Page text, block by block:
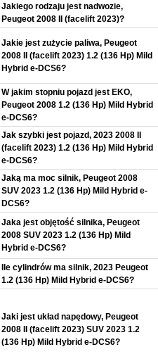
Jakiego rodzaju jest nadwozie,
Peugeot 2008 II (facelift 2023)?
Jakie jest zużycie paliwa, Peugeot
2008 II (facelift 2023) 1.2 (136 Hp) Mild
Hybrid e-DCS6?
W jakim stopniu pojazd jest EKO,
Peugeot 2008 1.2 (136 Hp) Mild Hybrid
e-DCS6?
Jak szybki jest pojazd, 2023 2008 II
(facelift 2023) 1.2 (136 Hp) Mild Hybrid
e-DCS6?
Jaką ma moc silnik, Peugeot 2008
SUV 2023 1.2 (136 Hp) Mild Hybrid e-
DCS6?
Jaka jest objętość silnika, Peugeot
2008 SUV 2023 1.2 (136 Hp) Mild
Hybrid e-DCS6?
Ile cylindrów ma silnik, 2023 Peugeot
1.2 (136 Hp) Mild Hybrid e-DCS6?
Jaki jest układ napędowy, Peugeot
2008 II (facelift 2023) SUV 2023 1.2
(136 Hp) Mild Hybrid e-DCS6?